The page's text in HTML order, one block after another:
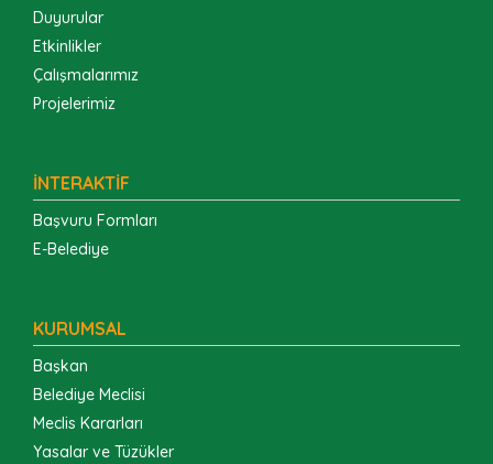
Duyurular
Etkinlikler
Çalışmalarımız
Projelerimiz
İNTERAKTİF
Başvuru Formları
E-Belediye
KURUMSAL
Başkan
Belediye Meclisi
Meclis Kararları
Yasalar ve Tüzükler